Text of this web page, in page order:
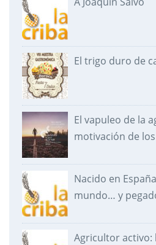
El trigo duro de
El vapuleo de la
motivación de
Nacido en
mundo… y
Agricultor activo: